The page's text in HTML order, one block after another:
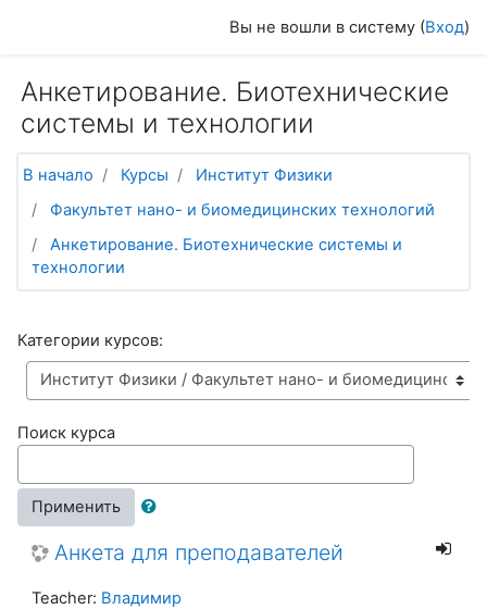
Вы не вошли в систему (Вход)
Анкетирование. Биотехнические
системы и технологии
В начало Курсы
Институт Физики
Факультет нано- и биомедицинских технологий
Анкетирование. Биотехнические системы и
технологии
Категории курсов:
Поиск курса
Применить
Анкета для преподавателей
Teacher: Владимир